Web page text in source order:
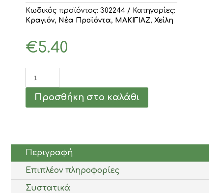
Κωδικός προϊόντος:302244
Κατηγορίες:
Κραγιόν, Νέα Προϊόντα, ΜΑΚΙΓΙΑΖ,Χείλη
€5.40
Lipeaze
Lip
Pen
ποσότητα
Προσθήκη στο καλάθι
Περιγραφή
Επιπλέον πληροφορίες
Συστατικά